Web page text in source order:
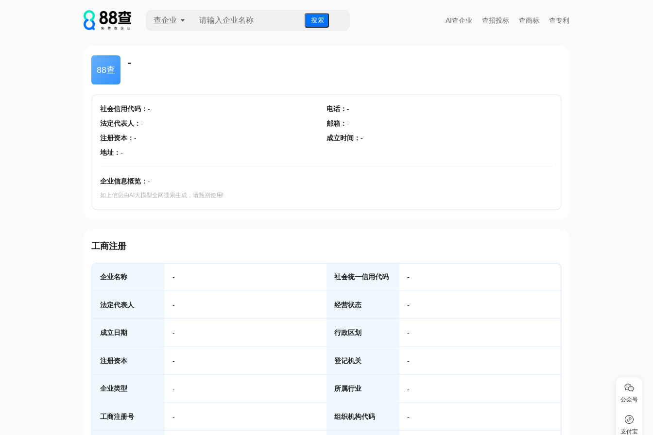
查企业 搜 索 AI查企业 查招投标 查商标 查专利
88查
-
社会信用代码： - 电话： -
法定代表人 ： - 邮箱 ： -
注册资本： - 成立时间 ： -
地址： -
企业信息概览： -
如上信息由AI大模型全网搜索生成，请甄别使用!
工商注册
企业名称 - 社会统一信用代码 -
法定代表人 - 经营状态 -
成立日期 - 行政区划 -
注册资本 - 登记机关 -
企业类型 - 所属行业 -
工商注册号 - 组织机构代码 -
公众号
支付宝